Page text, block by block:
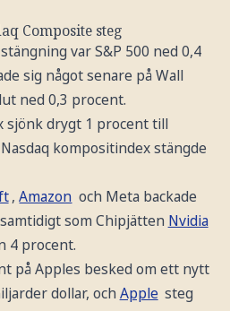
Composite steg
var S&P 500 ned 0,4
sig något senare på Wall
ned 0,3 procent.
sjönk drygt 1 procent till
kompositindex stängde
,Amazon och Meta backade
som Chipjätten Nvidia
4 procent.
på Apples besked om ett nytt
dollar, och Apple steg